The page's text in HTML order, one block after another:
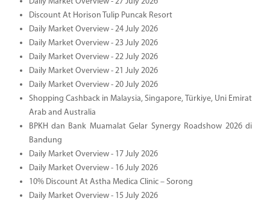
Discount At Horison Tulip Puncak Resort
Daily Market Overview - 24 July 2026
Daily Market Overview - 23 July 2026
Daily Market Overview - 22 July 2026
Daily Market Overview - 21 July 2026
Daily Market Overview - 20 July 2026
Shopping Cashback in Malaysia, Singapore, Türkiye, Uni Emirat
Arab and Australia
BPKH dan Bank Muamalat Gelar Synergy Roadshow 2026 di
Bandung
Daily Market Overview - 17 July 2026
Daily Market Overview - 16 July 2026
10% Discount At Astha Medica Clinic – Sorong
Daily Market Overview - 15 July 2026